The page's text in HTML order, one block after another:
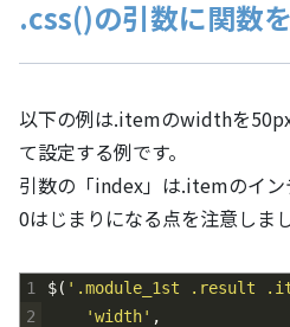
.css()の引数に関数
以下の例は.itemのwidthを
て設定する例です。
引数の「index」は.itemのイン
0はじまりになる点を注意しまし
1
2
$( '.module_1st .result
'width' ,